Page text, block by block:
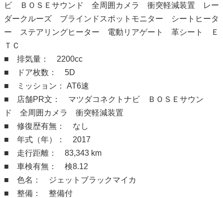
ビ ＢＯＳＥサウンド 全周囲カメラ 衝突軽減装置 レー
ダークルーズ ブラインドスポットモニター シートヒータ
ー ステアリングヒーター 電動リアゲート 革シート Ｅ
ＴＣ
■ 排気量： 2200cc
■ ドア枚数： 5D
■ ミッション： AT6速
■ 店舗PR文： マツダコネクトナビ ＢＯＳＥサウン
ド 全周囲カメラ 衝突軽減装置
■ 修復歴有無： なし
■ 年式（年）： 2017
■ 走行距離： 83,343 km
■ 車検有無： 検8.12
■ 色名： ジェットブラックマイカ
■ 整備： 整備付